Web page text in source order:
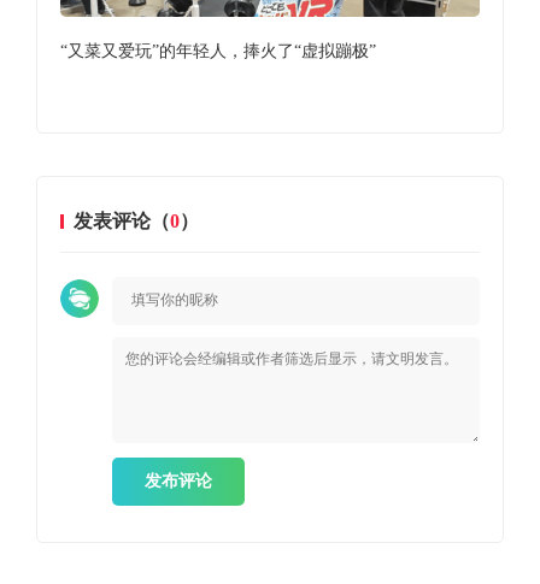
“又菜又爱玩”的年轻人，捧火了“虚拟蹦极”
发表评论（0）
发布评论